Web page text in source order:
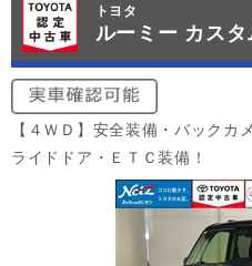
トヨタ
ルーミー カスタ
【４ＷＤ】安全装備・バックカ
ライドドア・ＥＴＣ装備！